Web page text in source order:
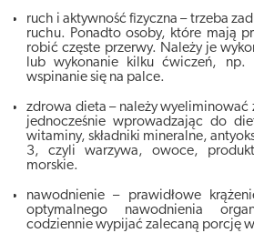
ruch i aktywność fizyczna –trzeba
ruchu. Ponadto osoby, które mają
robić częste przerwy. Należy je
lub wykonanie kilku ćwiczeń,
wspinanie się na palce.
zdrowa dieta – należy wyeliminować
jednocześnie wprowadzając do
witaminy, składniki mineralne,
3, czyli warzywa, owoce,
morskie.
nawodnienie – prawidłowe
optymalnego nawodnienia
codziennie wypijać zalecaną porcję